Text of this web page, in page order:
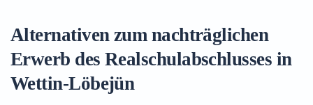
Alternativen zum nachträglichen
Erwerb des Realschulabschlusses in
Wettin-Löbejün